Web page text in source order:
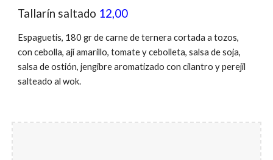
Tallarín saltado 12,00
Espaguetis, 180 gr de carne de ternera cortada a tozos,
con cebolla, ají amarillo, tomate ycebolleta, salsa de soja,
salsa de ostión, jengibre aromatizado con cilantro y perejil
salteado al wok.